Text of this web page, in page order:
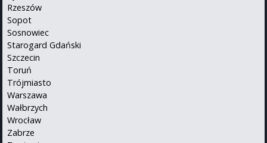
Rzeszów
Sopot
Sosnowiec
Starogard Gdański
Szczecin
Toruń
Trójmiasto
Warszawa
Wałbrzych
Wrocław
Zabrze